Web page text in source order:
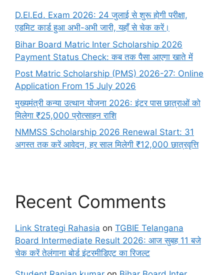
D.El.Ed. Exam 2026: 24 जुलाई से शुरू होगी परीक्षा,
एडमिट कार्ड हुआ अभी-अभी जारी, यहाँ से चेक करें।
Bihar Board Matric Inter Scholarship 2026
Payment Status Check: कब तक पैसा आएगा खाते में
Post Matric Scholarship (PMS) 2026-27: Online
Application From 15 July 2026
मुख्यमंत्री कन्या उत्थान योजना 2026: इंटर पास छात्राओं को
मिलेगा ₹25,000 प्रोत्साहन राशि
NMMSS Scholarship 2026 Renewal Start: 31
अगस्त तक करें आवेदन, हर साल मिलेगी ₹12,000 छात्रवृत्ति
Recent Comments
Link Strategi Rahasia on TGBIE Telangana
Board Intermediate Result 2026: आज सुबह 11 बजे
चेक करें तेलंगाना बोर्ड इंटरमीडिएट का रिजल्ट